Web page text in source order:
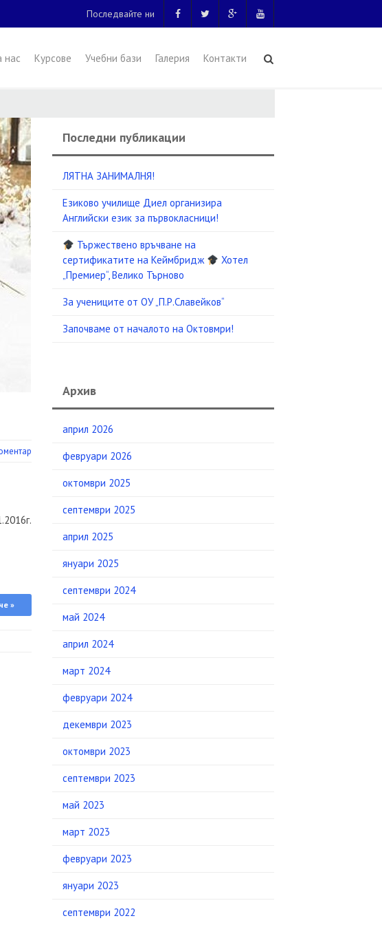
Последвайте ни
нас Курсове Учебни бази Галерия Контакти
»
Последни публикации
ЛЯТНА ЗАНИМАЛНЯ!
Езиково училище Диел организира
Английски език за първокласници!
Тържествено връчване на
сертификатите на Кеймбридж
Хотел
„Премиер“, Велико Търново
За учениците от ОУ „П.Р.Славейков“
Започваме от началото на Октовмри!
Архив
април 2026
февруари 2026
октомври 2025
септември 2025
април 2025
януари 2025
септември 2024
май 2024
април 2024
март 2024
февруари 2024
декември 2023
октомври 2023
септември 2023
май 2023
март 2023
февруари 2023
януари 2023
септември 2022